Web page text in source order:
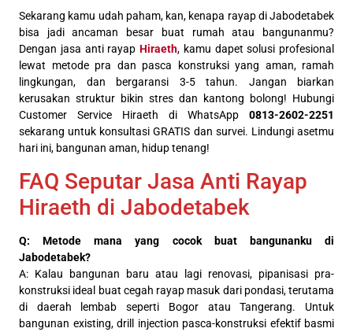
Sekarang kamu udah paham, kan, kenapa rayap di Jabodetabek
bisa jadi ancaman besar buat rumah atau bangunanmu?
Dengan jasa anti rayap Hiraeth, kamu dapet solusi profesional
lewat metode pra dan pasca konstruksi yang aman, ramah
lingkungan, dan bergaransi 3-5 tahun. Jangan biarkan
kerusakan struktur bikin stres dan kantong bolong! Hubungi
Customer Service Hiraeth di WhatsApp 0813-2602-2251
sekarang untuk konsultasi GRATIS dan survei. Lindungi asetmu
hari ini, bangunan aman, hidup tenang!
FAQ Seputar Jasa Anti Rayap
Hiraeth di Jabodetabek
Q: Metode mana yang cocok buat bangunanku di
Jabodetabek?
A: Kalau bangunan baru atau lagi renovasi, pipanisasi pra-
konstruksi ideal buat cegah rayap masuk dari pondasi, terutama
di daerah lembab seperti Bogor atau Tangerang. Untuk
bangunan existing, drill injection pasca-konstruksi efektif basmi